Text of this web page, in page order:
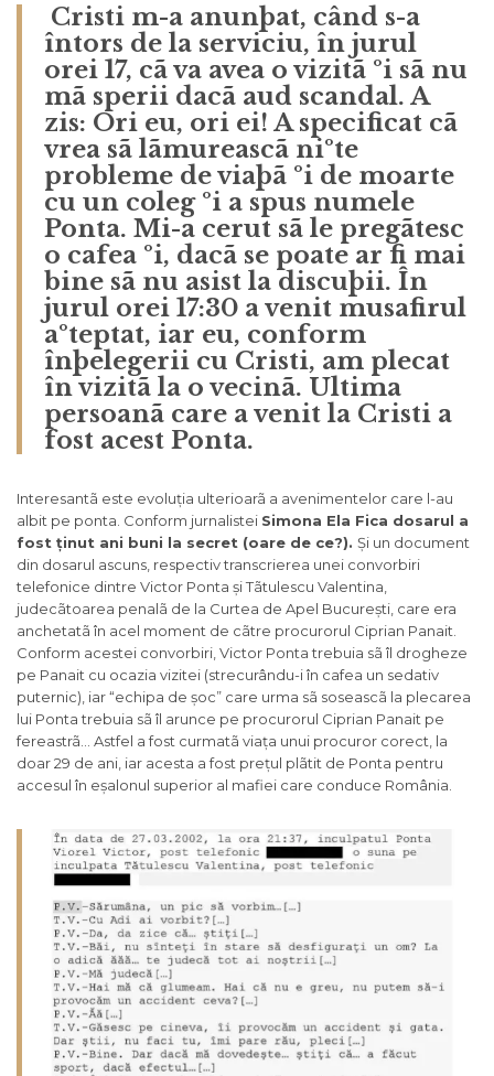
Cristi m-a anunþat, când s-a
întors de la serviciu, în jurul
orei 17, cã va avea o vizitã ºi sã nu
mã sperii dacã aud scandal. A
zis: Ori eu, ori ei! A specificat cã
vrea sã lãmureascã niºte
probleme de viaþã ºi de moarte
cu un coleg ºi a spus numele
Ponta. Mi-a cerut sã le pregãtesc
o cafea ºi, dacã se poate ar fi mai
bine sã nu asist la discuþii. În
jurul orei 17:30 a venit musafirul
aºteptat, iar eu, conform
înþelegerii cu Cristi, am plecat
în vizitã la o vecinã. Ultima
persoanã care a venit la Cristi a
fost acest Ponta.
Interesantã este evoluția ulterioarã a avenimentelor care l-au
albit pe ponta. Conform jurnalistei Simona Ela Fica dosarul a
fost ținut ani buni la secret (oare de ce?). Și un document
din dosarul ascuns, respectiv transcrierea unei convorbiri
telefonice dintre Victor Ponta și Tãtulescu Valentina,
judecãtoarea penalã de la Curtea de Apel București, care era
anchetatã în acel moment de cãtre procurorul Ciprian Panait.
Conform acestei convorbiri, Victor Ponta trebuia sã îl drogheze
pe Panait cu ocazia vizitei (strecurându-i în cafea un sedativ
puternic), iar “echipa de șoc” care urma sã soseascã la plecarea
lui Ponta trebuia sã îl arunce pe procurorul Ciprian Panait pe
fereastrã… Astfel a fost curmatã viața unui procuror corect, la
doar 29 de ani, iar acesta a fost prețul plãtit de Ponta pentru
accesul în eșalonul superior al mafiei care conduce România.